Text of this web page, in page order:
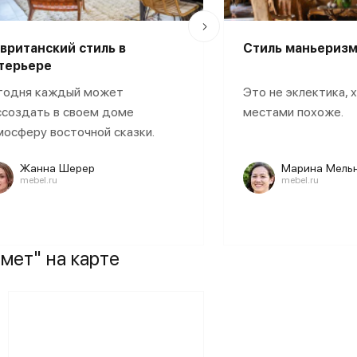
красители, благодаря чему
надежными, долговечными
полуторные, кушетки
высокое качество
на всем протяжении
стиль в
каждый может
в своем доме
восточной сказки.
Жанна Шерер
mebel.ru
Стиль
Это не эклектика,
местами похоже.
Марина
mebel.ru
на карте